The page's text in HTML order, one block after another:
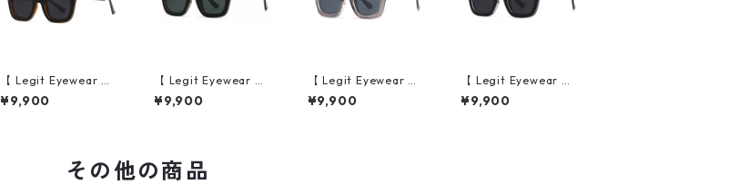
【 Legit Eyewear 】S
unglasses Konoe (Bl
ack Demi/Grey)
¥9,900
【 Legit Eyewear 】S
unglasses Konoe (Bl
ack Clear Grey/Gree
¥9,900
【 Legit Eyewear 】S
unglasses Konoe (Cl
ear Grey/Grey)
¥9,900
【 Legit Eyewear 】S
unglasses Konoe (Bl
ack Clear/Grey)
¥9,900
その他の商品